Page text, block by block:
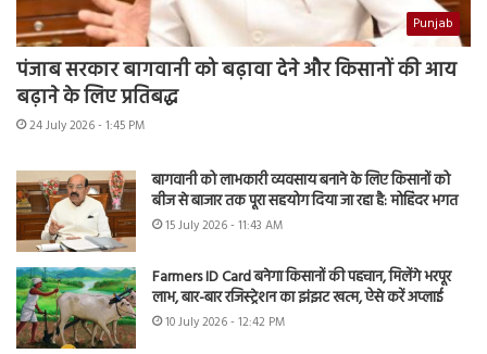
Punjab
पंजाब सरकार बागवानी को बढ़ावा देने और किसानों की आय
बढ़ाने के लिए प्रतिबद्ध
24 July 2026 - 1:45 PM
बागवानी को लाभकारी व्यवसाय बनाने के लिए किसानों को
बीज से बाजार तक पूरा सहयोग दिया जा रहा है: मोहिंदर भगत
15 July 2026 - 11:43 AM
Farmers ID Card बनेगा किसानों की पहचान, मिलेंगे भरपूर
लाभ, बार-बार रजिस्ट्रेशन का झंझट खत्म, ऐसे करें अप्लाई
10 July 2026 - 12:42 PM